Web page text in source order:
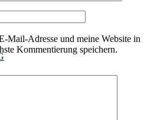
Mail-Adresse und meine Website in
Kommentierung speichern.